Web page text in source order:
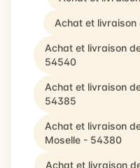
Achat et livraison
Achat et livraison
54540
Achat et livraison
54385
Achat et livraison
Moselle - 54380
Achat et livraison